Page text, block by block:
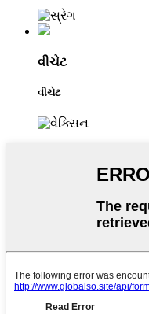
વીચેટ
વીચેટ